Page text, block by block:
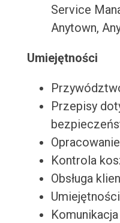
Service
Anytown,
Umiejętności
Przepisy
Kontrola
Obsługa
Komunikacja